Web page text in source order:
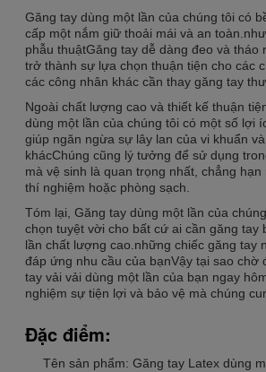
Găng tay dùng một lần của chúng tôi có
cấp một nắm giữ thoải mái và an
phẫu thuậtGăng tay dễ dàng đeo và tháo
trở thành sự lựa chọn thuận tiện cho các
các công nhân khác cần thay găng tay
Ngoài chất lượng cao và thiết kế thuận
dùng một lần của chúng tôi có một số lợi
giúp ngăn ngừa sự lây lan của vi khuẩn
khácChúng cũng lý tưởng để sử dụng
mà vệ sinh là quan trọng nhất, chẳng
thí nghiệm hoặc phòng sạch.
Tóm lại, Găng tay dùng một lần của
chọn tuyệt vời cho bất cứ ai cần găng tay
lần chất lượng cao.những chiếc găng tay
đáp ứng nhu cầu của bạnVậy tại sao chờ
tay vải vải dùng một lần của bạn ngay
nghiệm sự tiện lợi và bảo vệ mà chúng
Đặc điểm:
Tên sản phẩm: Găng tay Latex dùng